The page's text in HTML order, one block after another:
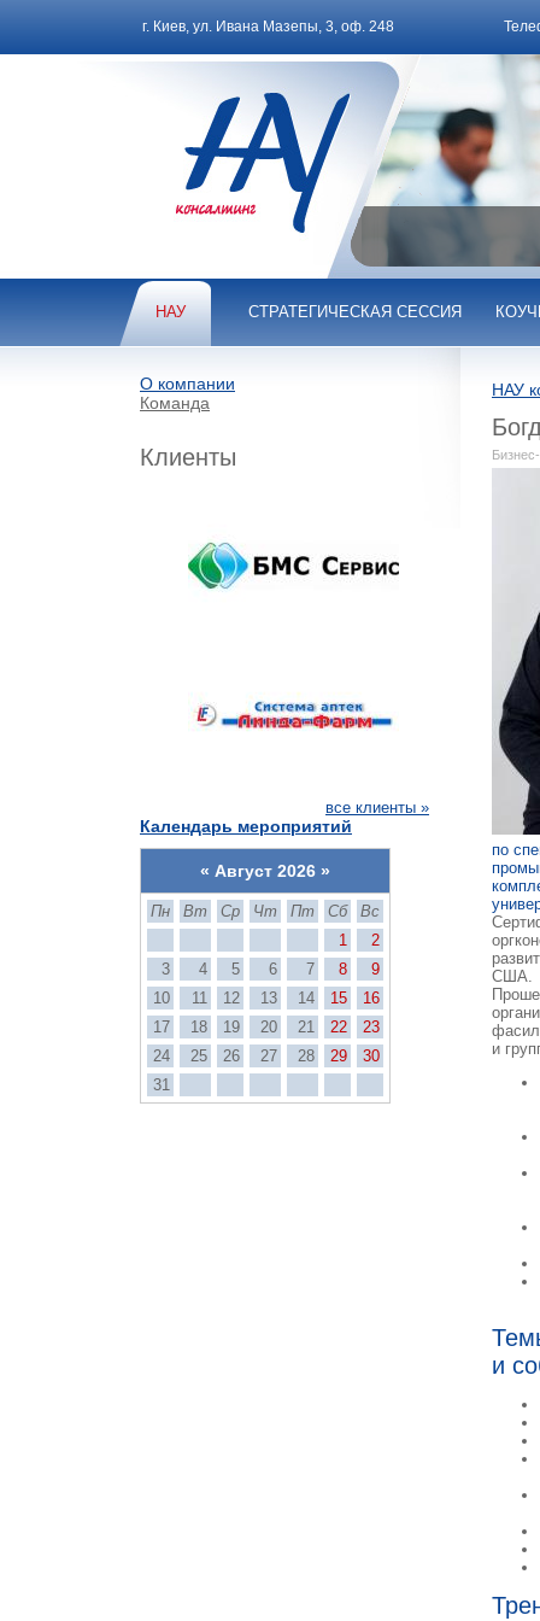
г. Киев, ул. Ивана Мазепы, 3, оф. 248
НАУ СТРАТЕГИЧЕСКАЯ СЕССИЯ
О компании
Команда
Клиенты
все клиенты »
Календарь мероприятий
« Август 2026 »
Пн Вт Ср Чт Пт Сб
Вс
1
2
3
4 5 6 7 8
9
10
11 12 13 14 15
16
17
18 19 20 21 22
23
24
25 26 27 28 29
30
31
НАУ
по
США.
и
и